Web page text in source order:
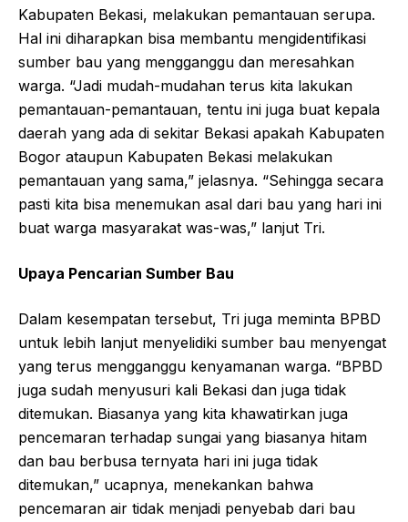
Kabupaten Bekasi, melakukan pemantauan serupa.
Hal ini diharapkan bisa membantu mengidentifikasi
sumber bau yang mengganggu dan meresahkan
warga. “Jadi mudah-mudahan terus kita lakukan
pemantauan-pemantauan, tentu ini juga buat kepala
daerah yang ada di sekitar Bekasi apakah Kabupaten
Bogor ataupun Kabupaten Bekasi melakukan
pemantauan yang sama,” jelasnya. “Sehingga secara
pasti kita bisa menemukan asal dari bau yang hari ini
buat warga masyarakat was-was,” lanjut Tri.
Upaya Pencarian Sumber Bau
Dalam kesempatan tersebut, Tri juga meminta BPBD
untuk lebih lanjut menyelidiki sumber bau menyengat
yang terus mengganggu kenyamanan warga. “BPBD
juga sudah menyusuri kali Bekasi dan juga tidak
ditemukan. Biasanya yang kita khawatirkan juga
pencemaran terhadap sungai yang biasanya hitam
dan bau berbusa ternyata hari ini juga tidak
ditemukan,” ucapnya, menekankan bahwa
pencemaran air tidak menjadi penyebab dari bau